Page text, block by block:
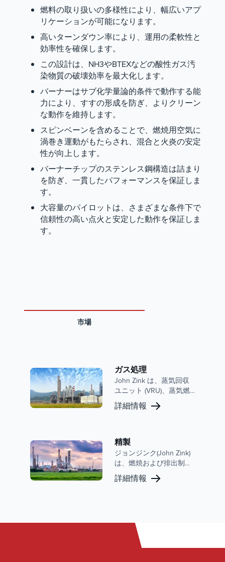
燃料の取り扱いの多様性により、幅広いアプ
リケーションが可能になります。
高いターンダウン率により、運用の柔軟性と
効率性を確保します。
この設計は、NH3やBTEXなどの酸性ガス汚
染物質の破壊効率を最大化します。
バーナーはサブ化学量論的条件で動作する能
力により、すすの形成を防ぎ、よりクリーン
な動作を維持します。
スピンベーンを含めることで、燃焼用空気に
渦巻き運動がもたらされ、混合と火炎の安定
性が向上します。
バーナーチップのステンレス鋼構造は詰まり
を防ぎ、一貫したパフォーマンスを保証しま
す。
大容量のパイロットは、さまざまな条件下で
信頼性の高い点火と安定した動作を保証しま
す。
市場
ガス処理
John Zink は、蒸気回収
ユニット (VRU)、蒸気燃
焼ユニット (VCU)、フル
パッケージ システムな
れた幅広い製品を提供し
ています。環境コンプラ
イアンス、業務効率、顧
の取り組みにより、当社
詳細情報
精製
ジョンジンク(John Zink)
は、燃焼および排出制御
の世界的リーダーであ
り、精製市場で強い存在
率、安全性、および環境
コンプライアンスを強化
するように設計された高
詳細情報